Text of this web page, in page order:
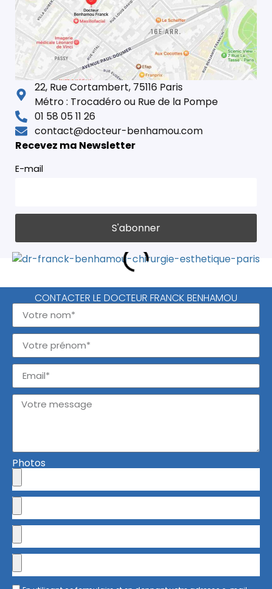
22, Rue Cortambert, 75116 Paris
Métro : Trocadéro ou Rue de la Pompe
01 58 05 11 26
contact@docteur-benhamou.com
Recevez ma Newsletter
E-mail
CONTACTER LE DOCTEUR FRANCK BENHAMOU
Photos